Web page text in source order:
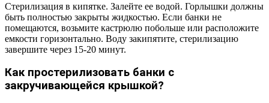
Стерилизация в кипятке. Залейте ее водой. Горлышки должны
быть полностью закрыты жидкостью. Если банки не
помещаются, возьмите кастрюлю побольше или расположите
емкости горизонтально. Воду закипятите, стерилизацию
завершите через 15-20 минут.
Как простерилизовать банки с
закручивающейся крышкой?